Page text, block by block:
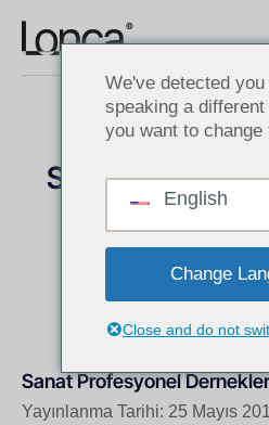
Sanat
Amerika’da Eğlence
Sanat Profesyonel
Yayınlanma Tarihi: 25 Mayıs
We've detected
speaking a
you want to change
English
Change
Close and do not